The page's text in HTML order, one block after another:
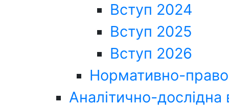
Вступ 2024
Вступ 2025
Вступ 2026
Нормативно-
Аналітично-